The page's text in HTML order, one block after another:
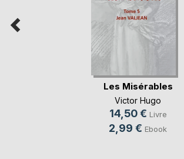
Les Misérables
Victor Hugo
14,50 € Livre
2,99 € Ebook